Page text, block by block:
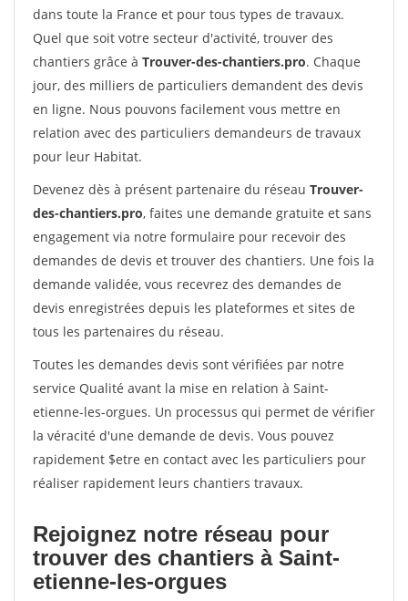
dans toute la France et pour tous types de travaux.
Quel que soit votre secteur d'activité, trouver des
chantiers grâce à Trouver-des-chantiers.pro. Chaque
jour, des milliers de particuliers demandent des devis
en ligne. Nous pouvons facilement vous mettre en
relation avec des particuliers demandeurs de travaux
pour leur Habitat.
Devenez dès à présent partenaire du réseau Trouver-
des-chantiers.pro, faites une demande gratuite et sans
engagement via notre formulaire pour recevoir des
demandes de devis et trouver des chantiers. Une fois la
demande validée, vous recevrez des demandes de
devis enregistrées depuis les plateformes et sites de
tous les partenaires du réseau.
Toutes les demandes devis sont vérifiées par notre
service Qualité avant la mise en relation à Saint-
etienne-les-orgues. Un processus qui permet de vérifier
la véracité d'une demande de devis. Vous pouvez
rapidement $etre en contact avec les particuliers pour
réaliser rapidement leurs chantiers travaux.
Rejoignez notre réseau pour
trouver des chantiers à Saint-
etienne-les-orgues